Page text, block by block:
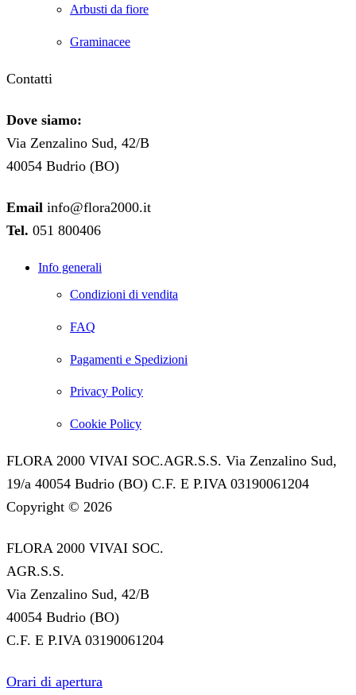
Arbusti da fiore
Graminacee
Contatti
Dove siamo:
Via Zenzalino Sud, 42/B
40054 Budrio (BO)
Email info@flora2000.it
Tel. 051 800406
Info generali
Condizioni di vendita
FAQ
Pagamenti e Spedizioni
Privacy Policy
Cookie Policy
FLORA 2000 VIVAI SOC.AGR.S.S. Via Zenzalino Sud,
19/a 40054 Budrio (BO) C.F. E P.IVA 03190061204
Copyright © 2026
FLORA 2000 VIVAI SOC.
AGR.S.S.
Via Zenzalino Sud, 42/B
40054 Budrio (BO)
C.F. E P.IVA 03190061204
Orari di apertura